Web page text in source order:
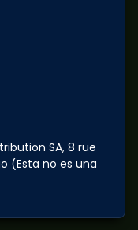
SA, 8 rue
(Esta no es una